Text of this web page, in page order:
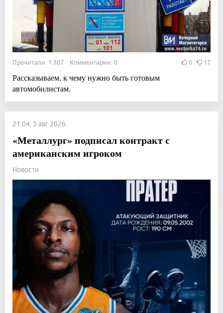
Прочитали: 1 307 Комментарии: 0 0 17
Рассказываем, к чему нужно быть готовым
автомобилистам.
21:04, 5 авг 2026
«Металлург» подписал контракт с
американским игроком
Новости